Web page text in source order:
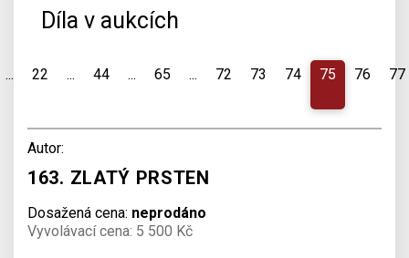
Díla v aukcích
... 22 ... 44 ... 65 ... 72 73 74 75 76 77
Autor:
163. ZLATÝ PRSTEN
Dosažená cena: neprodáno
Vyvolávací cena: 5 500 Kč